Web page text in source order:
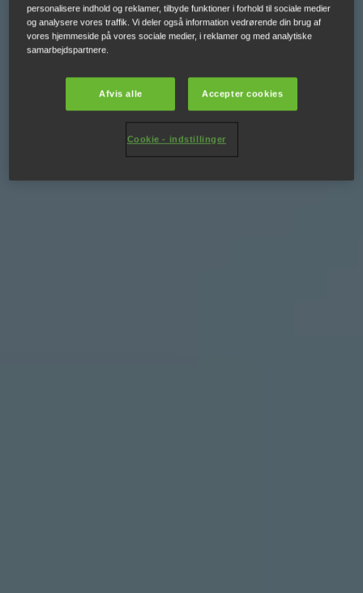
personalisere indhold og reklamer, tilbyde funktioner i forhold til sociale medier
og analysere vores traffik. Vi deler også information vedrørende din brug af
vores hjemmeside på vores sociale medier, i reklamer og med analytiske
samarbejdspartnere.
Afvis alle Accepter cookies
Cookie - indstillinger